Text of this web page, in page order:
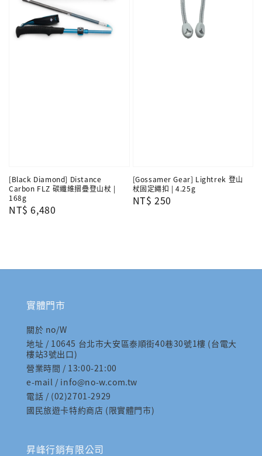
[Black Diamond] Distance
Carbon FLZ 碳纖維摺疊登山杖 |
168g
Regular
NT$ 6,480
[Gossamer Gear] Lightrek 登山
杖固定繩扣 | 4.25g
Regular
NT$ 250
實體門市
關於 no/W
地址 / 10645 台北市大安區泰順街40巷30號1樓 (台電大
樓站3號出口)
營業時間 / 13:00-21:00
e-mail / info@no-w.com.tw
電話 / (02)2701-2929
國民旅遊卡特約商店 (限實體門市)
昇峰行銷有限公司